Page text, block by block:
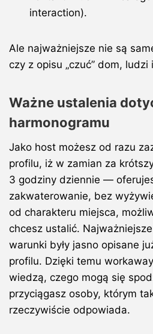
interaction).
Ale najważniejsze nie są
czy z opisu „czuć” dom, ludzi
Ważne ustalenia
harmonogramu
Jako host możesz od razu
profilu, iż w zamian za
3 godziny dziennie —
zakwaterowanie, bez
od charakteru miejsca,
chcesz ustalić.
warunki były jasno opisane
profilu. Dzięki temu
wiedzą, czego mogą się
przyciągasz osoby, którym
rzeczywiście odpowiada.